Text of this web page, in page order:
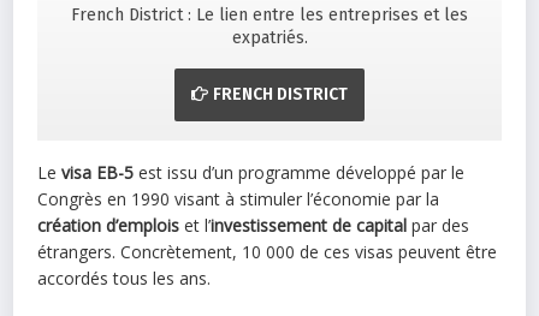
French District : Le lien entre les entreprises et les
expatriés.
FRENCH DISTRICT
Le visa EB-5 est issu d’un programme développé par le
Congrès en 1990 visant à stimuler l’économie par la
création d’emplois et l’investissement de capital par des
étrangers. Concrètement, 10 000 de ces visas peuvent être
accordés tous les ans.